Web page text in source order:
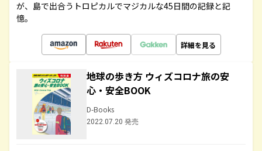
が、島で出合うトロピカルでマジカルな45日間の記録と記
憶。
詳細を見る
地球の歩き方 ウィズコロナ旅の安
心・安全BOOK
D-Books
2022.07.20 発売